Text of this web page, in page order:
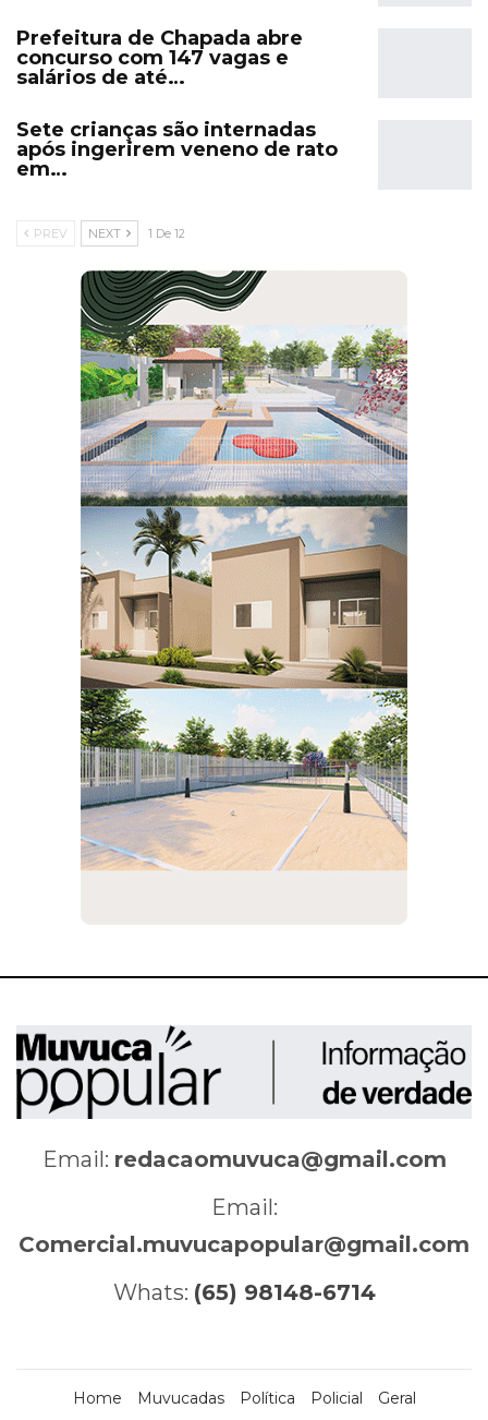
Prefeitura de Chapada abre
concurso com 147 vagas e
salários de até…
Sete crianças são internadas
após ingerirem veneno de rato
em…
PREV NEXT 1 De 12
Email: redacaomuvuca@gmail.com
Email:
Comercial.muvucapopular@gmail.com
Whats: (65) 98148-6714
Home Muvucadas Política Policial
Geral